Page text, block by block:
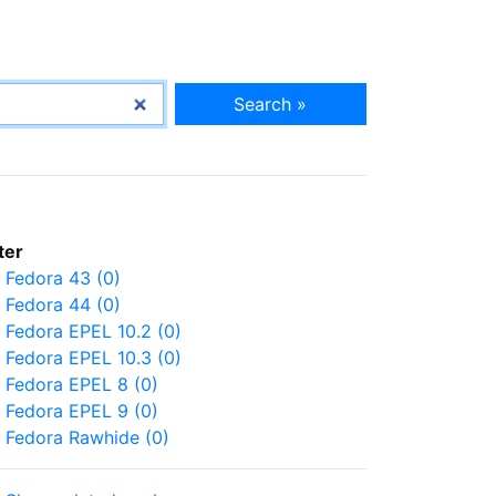
Search »
Fedora 43 (0)
Fedora 44 (0)
Fedora EPEL 10.2 (0)
Fedora EPEL 10.3 (0)
Fedora EPEL 8 (0)
Fedora EPEL 9 (0)
Fedora Rawhide (0)